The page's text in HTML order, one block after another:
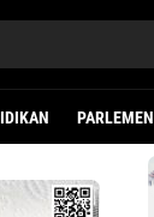
PARLEMEN